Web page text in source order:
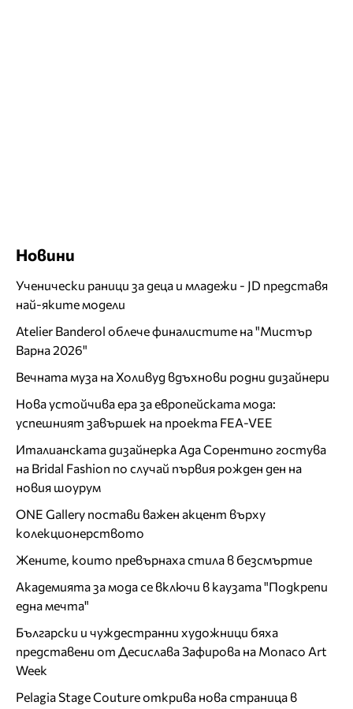
Новини
Ученически раници за деца и младежи - JD представя
най-яките модели
Atelier Banderol облече финалистите на "Мистър
Варна 2026"
Вечната муза на Холивуд вдъхнови родни дизайнери
Нова устойчива ера за европейската мода:
успешният завършек на проекта FEA-VEE
Италианската дизайнерка Ада Сорентино гостува
на Bridal Fashion по случай първия рожден ден на
новия шоурум
ONE Gallery постави важен акцент върху
колекционерството
Жените, които превърнаха стила в безсмъртие
Академията за мода се включи в каузата "Подкрепи
една мечта"
Български и чуждестранни художници бяха
представени от Десислава Зафирова на Monaco Art
Week
Pelagia Stage Couture открива нова страница в